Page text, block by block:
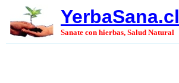
YerbaSana.cl
Sanate con hierbas, Salud Natural